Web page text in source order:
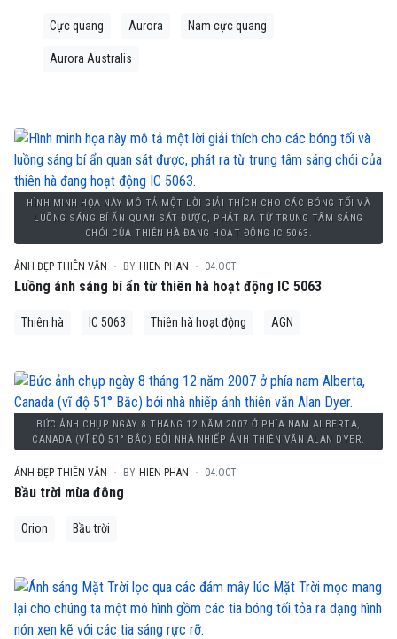
Cực quang Aurora Nam cực quang
Aurora Australis
HÌNH MINH HỌA NÀY MÔ TẢ MỘT LỜI GIẢI THÍCH CHO CÁC BÓNG TỐI VÀ
LUỒNG SÁNG BÍ ẨN QUAN SÁT ĐƯỢC, PHÁT RA TỪ TRUNG TÂM SÁNG
CHÓI CỦA THIÊN HÀ ĐANG HOẠT ĐỘNG IC 5063.
ẢNH ĐẸP THIÊN VĂN BY HIEN PHAN 04.OCT
Luồng ánh sáng bí ẩn từ thiên hà hoạt động IC 5063
Thiên hà IC 5063 Thiên hà hoạt động AGN
BỨC ẢNH CHỤP NGÀY 8 THÁNG 12 NĂM 2007 Ở PHÍA NAM ALBERTA,
CANADA (VĨ ĐỘ 51° BẮC) BỞI NHÀ NHIẾP ẢNH THIÊN VĂN ALAN DYER.
ẢNH ĐẸP THIÊN VĂN BY HIEN PHAN 04.OCT
Bầu trời mùa đông
Orion Bầu trời